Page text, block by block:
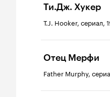
Ти.Дж. Хукер
T.J. Hooker, сериал,
Отец Мерфи
Father Murphy,